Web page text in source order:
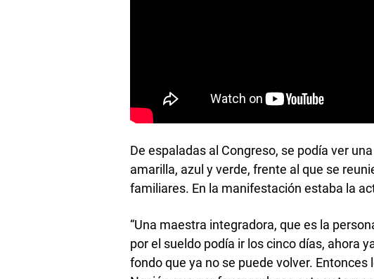
De espaladas al Congreso, se podía ver
amarilla, azul y verde, frente al que se
familiares. En la manifestación estaba la
“Una maestra integradora, que es la
por el sueldo podía ir los cinco días, ahora
fondo que ya no se puede volver.